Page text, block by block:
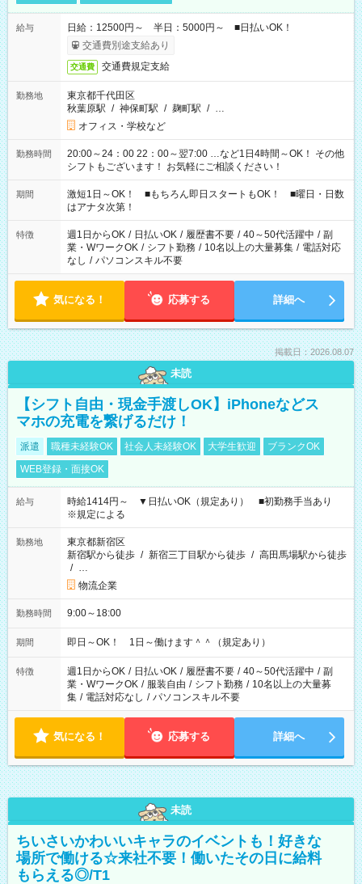
給与
日給：12500円～ 半日：5000円～ ■日払いOK！
交通費別途支給あり
交通費 交通費規定支給
勤務地
東京都千代田区
秋葉原駅 / 神保町駅 / 麹町駅 / …
オフィス・学校など
勤務時間
20:00～24：00 22：00～翌7:00 …など1日4時間～OK！ その他
シフトもございます！ お気軽にご相談ください！
期間
激短1日～OK！ ■もちろん即日スタートもOK！ ■曜日・日数
はアナタ次第！
特徴 週1日からOK / 日払いOK / 履歴書不要 / 40～50代活躍中 / 副
業・WワークOK / シフト勤務 / 10名以上の大量募集 / 電話対応
なし / パソコンスキル不要
気になる！ 応募する 詳細へ
掲載日：2026.08.07
未読
【シフト自由・現金手渡しOK】iPhoneなどス
マホの充電を繋げるだけ！
派遣 職種未経験OK 社会人未経験OK 大学生歓迎
ブランクOK
WEB登録・面接OK
給与
時給1414円～ ▼日払いOK（規定あり） ■初勤務手当あり
※規定による
勤務地
東京都新宿区
新宿駅から徒歩 / 新宿三丁目駅から徒歩 / 高田馬場駅から徒歩
/ …
物流企業
勤務時間 9:00～18:00
期間 即日～OK！ 1日～働けます＾＾（規定あり）
特徴 週1日からOK / 日払いOK / 履歴書不要 / 40～50代活躍中 / 副
業・WワークOK / 服装自由 / シフト勤務 / 10名以上の大量募
集 / 電話対応なし / パソコンスキル不要
気になる！ 応募する 詳細へ
未読
ちいさいかわいいキャラのイベントも！好きな
場所で働ける☆来社不要！働いたその日に給料
もらえる◎/T1